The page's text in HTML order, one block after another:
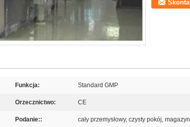
Funkcja: Standard GMP
Orzecznictwo: CE
Podanie:: cały przemysłowy, czysty pokój, magazyn